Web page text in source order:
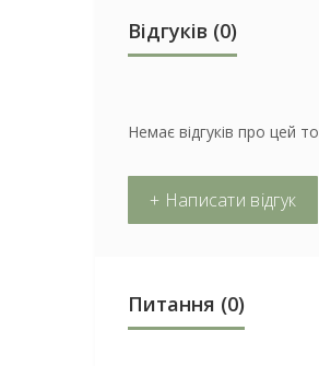
Відгуків (0)
Немає відгуків про цей
+ Написати відгук
Питання (0)